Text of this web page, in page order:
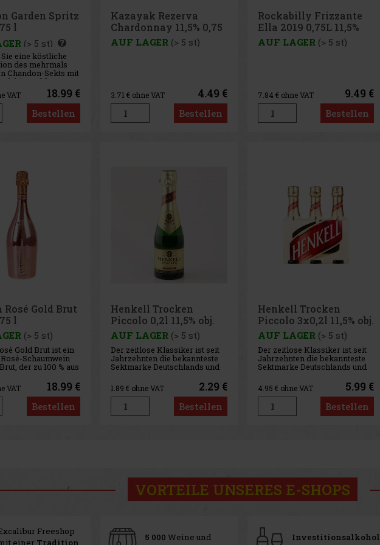
Garden Spritz
l
(> 5 st)
eine köstliche
des mehrmals
Chandon-Sekts mit
bittersüßen
frischen Orangen
Dieser natürlich
Spritz wurde im
in Mendoza,
traditionell ge
VAT 18.99 €
Bestellen
Kazayak Rezerva
Chardonnay 11,5% 0,75
l
AUF LAGER(> 5 st)
3.71 € ohne VAT 4.49 €
Bestellen
Rockabilly Frizzante
Ella 2019 0,75L 11,5%
AUF LAGER(> 5 st)
7.84 € ohne VAT 9.49 €
Bestellen
Rosé Gold Brut
l
(> 5 st)
Gold Brut ist ein
Schaumwein
der zu 100 % aus
Pinot Nero
wird. Er stammt
genauer
rechten Ufer des
klimatische und
Bedingunge
VAT 18.99 €
Bestellen
Henkell Trocken
Piccolo 0,2l 11,5% obj.
AUF LAGER(> 5 st)
Der zeitlose Klassiker ist seit
Jahrzehnten die bekannteste
Sektmarke Deutschlands und
Reputation. Es ist der ideale
Sekt für stillvoll-lockeres
Feiern. Henkell Trocken ist ein
klassisch trockener, voll
ausgereifter eleganter
1.89 € ohne VAT 2.29 €
Bestellen
Henkell Trocken
Piccolo 3x0,2l 11,5% obj.
AUF LAGER(> 5 st)
Der zeitlose Klassiker ist seit
Jahrzehnten die bekannteste
Sektmarke Deutschlands und
Reputation. Es ist der ideale
Sekt für stillvoll-lockeres
Feiern. Henkell Trocken ist ein
klassisch trockener, voll
ausgereifter eleganter
4.95 € ohne VAT 5.99 €
Bestellen
VORTEILE UNSERES E-SHOPS
Freeshop
5 000 Weine und
Investitionsalkohol